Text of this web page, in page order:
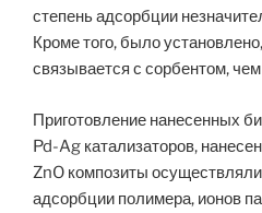
степень адсорбции
Кроме того, было
связывается с сорбентом,
Приготовление нанесенных
Pd-Ag катализаторов,
ZnO композиты
адсорбции полимера, ионов